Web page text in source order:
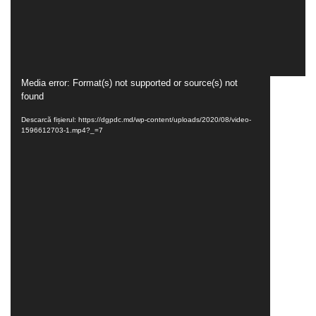
Player
video
Media error: Format(s) not supported or source(s) not
found
Descarcă fișierul: https://dgpdc.md/wp-content/uploads/2020/08/video-
1596612703-1.mp4?_=7